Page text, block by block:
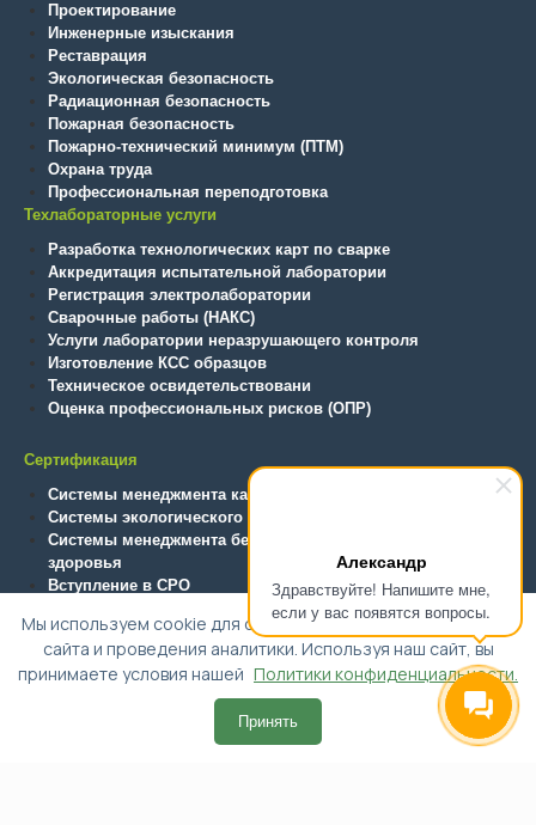
Александр
Здравствуйте! Напишите мне,
если у вас появятся вопросы.
Проектирование
Инженерные изыскания
Реставрация
Экологическая безопасность
Радиационная безопасность
Пожарная безопасность
Пожарно-технический минимум (ПТМ)
Охрана труда
Профессиональная переподготовка
Техлабораторные услуги
Разработка технологических карт по сварке
Аккредитация испытательной лаборатории
Регистрация электролаборатории
Сварочные работы (НАКС)
Услуги лаборатории неразрушающего контроля
Изготовление КСС образцов
Техническое освидетельствовани
Оценка профессиональных рисков (ОПР)
Сертификация
Системы менеджмента качества
Системы экологического менеджмента
Системы менеджмента безопасности труда и охраны
здоровья
Вступление в СРО
Технический регламент ТС (ТР ТС/ЕАЭС)
© 2015-2025, ООО "Альянс-Эксперт"
Политика конфиденциальности
Мы используем cookie для обеспечения функциональности
сайта и проведения аналитики. Используя наш сайт, вы
принимаете условия нашей Политики конфиденциальности.
Принять